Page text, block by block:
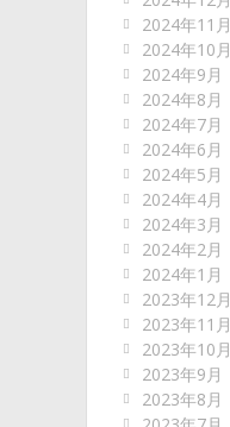
2024年11月
2024年10月
2024年9月
2024年8月
2024年7月
2024年6月
2024年5月
2024年4月
2024年3月
2024年2月
2024年1月
2023年12月
2023年11月
2023年10月
2023年9月
2023年8月